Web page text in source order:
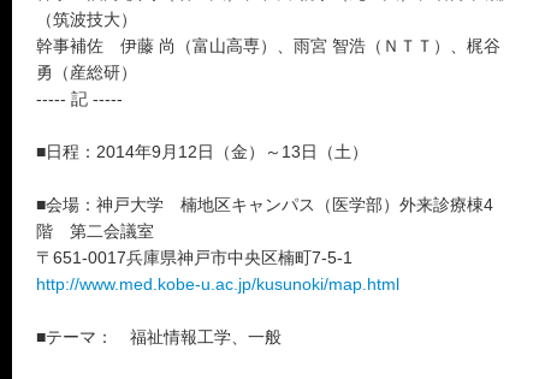
（筑波技大）
幹事補佐 伊藤 尚（富山高専）、雨宮 智浩（ＮＴＴ）、梶谷
勇（産総研）
----- 記 -----
■日程：2014年9月12日（金）～13日（土）
■会場：神戸大学 楠地区キャンパス（医学部）外来診療棟4
階 第二会議室
〒651-0017兵庫県神戸市中央区楠町7-5-1
http://www.med.kobe-u.ac.jp/kusunoki/map.html
■テーマ： 福祉情報工学、一般